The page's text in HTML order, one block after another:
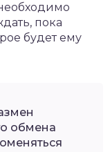
пока
будет ему
обмена